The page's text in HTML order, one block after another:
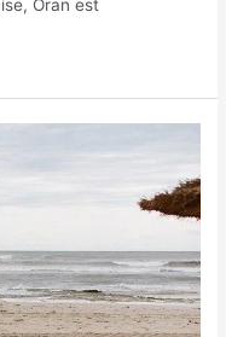
Oran est